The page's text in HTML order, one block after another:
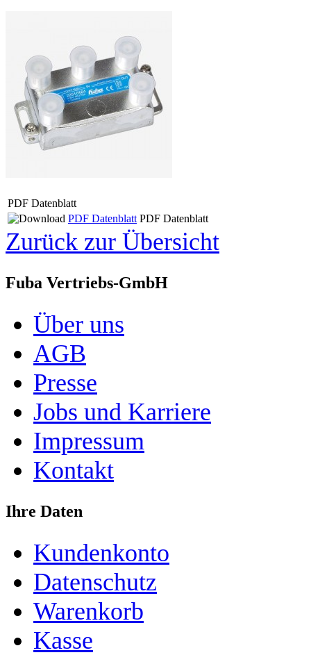
PDF Datenblatt
PDF Datenblatt PDF Datenblatt
Zurück zur Übersicht
Fuba Vertriebs-GmbH
Über uns
AGB
Presse
Jobs und Karriere
Impressum
Kontakt
Ihre Daten
Kundenkonto
Datenschutz
Warenkorb
Kasse